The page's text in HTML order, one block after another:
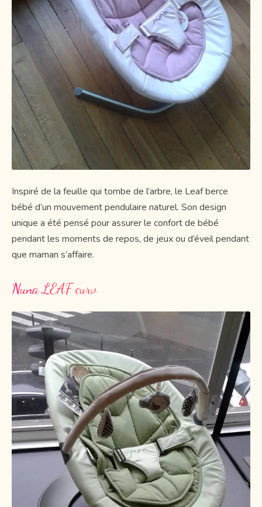
Inspiré de la feuille qui tombe de l’arbre, le Leaf berce
bébé d’un mouvement pendulaire naturel. Son design
unique a été pensé pour assurer le confort de bébé
pendant les moments de repos, de jeux ou d’éveil pendant
que maman s’affaire.
Nuna LEAF curv